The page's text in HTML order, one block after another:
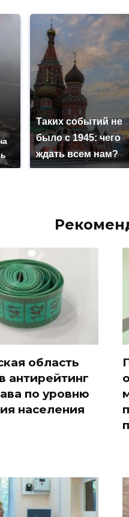
Таких событий не
было с 1945: чего
ждать всем нам?
область
антирейтинг
по уровню
населения